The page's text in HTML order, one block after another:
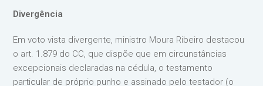
Divergência
Em voto vista divergente, ministro Moura Ribeiro destacou
o art. 1.879 do CC, que dispõe que em circunstâncias
excepcionais declaradas na cédula, o testamento
particular de próprio punho e assinado pelo testador (o